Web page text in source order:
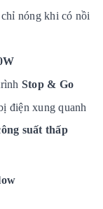
nóng khi có nồi
Stop & Go
điện xung quanh
suất thấp